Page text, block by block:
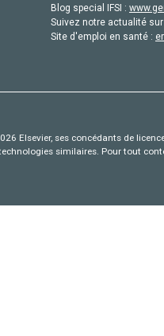
Blog special IFSI :
Suivez notre actualité
Site d'emploi en santé :
Elsevier, ses concédants de
similaires. Pour tout